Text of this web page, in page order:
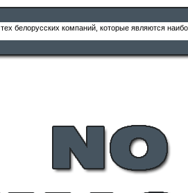
белорусских компаний, которые являются